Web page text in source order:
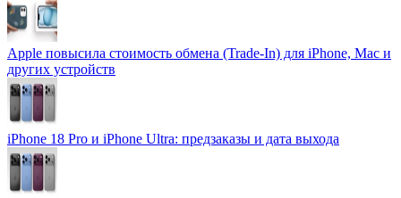
Apple повысила стоимость обмена (Trade-In) для iPhone, Mac и
других устройств
iPhone 18 Pro и iPhone Ultra: предзаказы и дата выхода